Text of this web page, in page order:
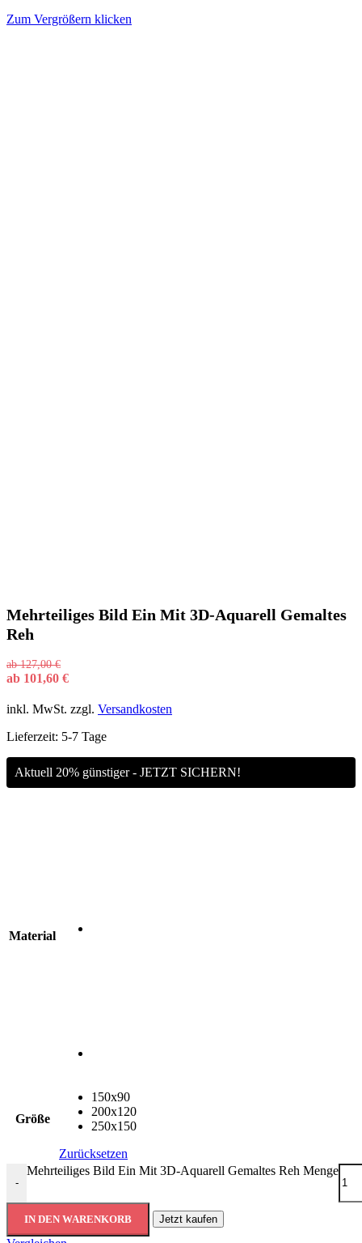
Zum Vergrößern klicken
Mehrteiliges Bild Ein Mit 3D-Aquarell Gemaltes
Reh
ab127,00€
ab 101,60 €
inkl. MwSt. zzgl. Versandkosten
Lieferzeit: 5-7 Tage
Aktuell 20% günstiger - JETZT SICHERN!
Material
Größe
150x90
200x120
250x150
Zurücksetzen
-
Mehrteiliges Bild Ein Mit 3D-Aquarell Gemaltes Reh Menge
IN DEN WARENKORB Jetzt kaufen